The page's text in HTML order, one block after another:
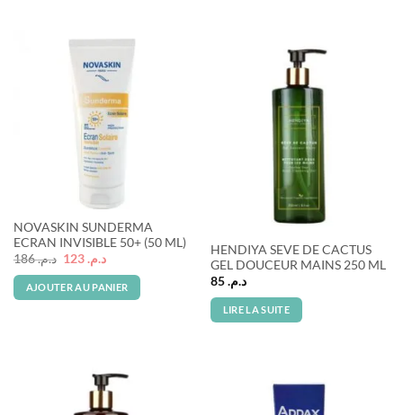
NOVASKIN SUNDERMA
ECRAN INVISIBLE 50+ (50 ML)
د.م.186
Le
initial
était :
د.م. 186.
د.م.123
Le
actuel
est :
AJOUTER AU PANIER
Rupture de stock
HENDIYA SEVE DE CACTUS
GEL DOUCEUR MAINS 250 ML
د.م.85
LIRE LA SUITE